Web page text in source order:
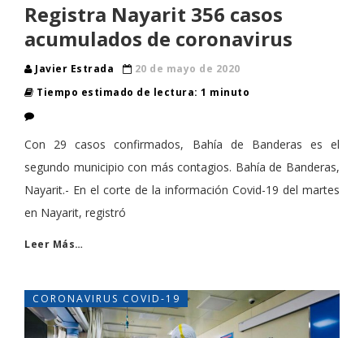
Registra Nayarit 356 casos
acumulados de coronavirus
Javier Estrada
20 de mayo de 2020
Tiempo estimado de lectura: 1 minuto
Con 29 casos confirmados, Bahía de Banderas es el
segundo municipio con más contagios. Bahía de Banderas,
Nayarit.- En el corte de la información Covid-19 del martes
en Nayarit, registró
Leer Más…
CORONAVIRUS COVID-19